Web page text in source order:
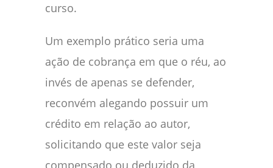
curso.
Um exemplo prático seria uma
ação de cobrança em que o réu, ao
invés de apenas se defender,
reconvém alegando possuir um
crédito em relação ao autor,
solicitando que este valor seja
compensado ou deduzido da